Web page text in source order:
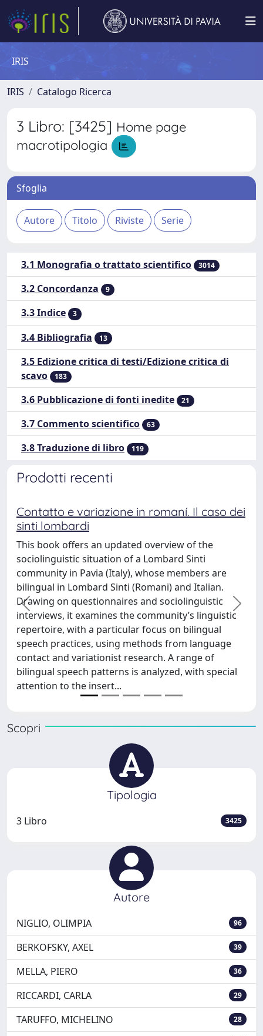
IRIS
IRIS Catalogo Ricerca
3 Libro: [3425] Home page
macrotipologia
Sfoglia
3.1 Monografia o trattato scientifico 3014
3.2 Concordanza 9
3.3 Indice 3
3.4 Bibliografia 13
3.5 Edizione critica di testi/Edizione critica di
scavo
183
3.6 Pubblicazione di fonti inedite 21
3.7 Commento scientifico 63
3.8 Traduzione di libro 119
Prodotti recenti
in romaní. Il caso dei
overview of the
a Lombard Sinti
whose members are
(Romani) and Italian.
and sociolinguistic
community’s linguistic
focus on bilingual
from language
A range of
analyzed, with special
Breve storia della libertà
del pontificato di Leone
giuridici e politici
Il volume traccia un breve
di libertà religiosa in Italia, dal
fascismo, dall'avvento della
di Villa Madama del 1984, fino
pontificato di Leone XIV.
precedente
Scopri
Tipologia
3 Libro 3425
Autore
NIGLIO, OLIMPIA 96
BERKOFSKY, AXEL 39
MELLA, PIERO 36
RICCARDI, CARLA 29
TARUFFO, MICHELINO 28